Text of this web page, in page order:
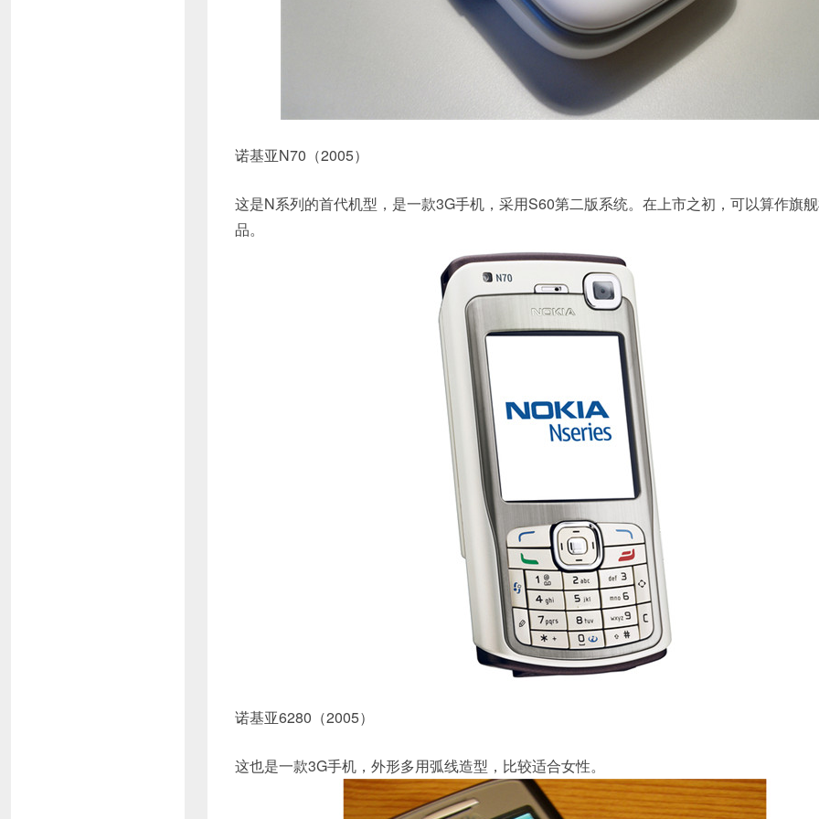
诺基亚N70（2005）
这是N系列的首代机型，是一款3G手机，采用S60第二版系统。在上市之初，可以算作旗
品。
诺基亚6280（2005）
这也是一款3G手机，外形多用弧线造型，比较适合女性。